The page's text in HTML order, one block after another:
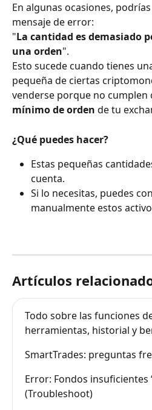
En algunas ocasiones,
mensaje de error:
"La cantidad es demasiado
una orden".
Esto sucede cuando tienes
pequeña de ciertas
venderse porque no cumplen
mínimo de orden de tu
¿Qué puedes hacer?
Estas pequeñas
cuenta.
Si lo necesitas, puedes
manualmente estos
Artículos
Todo sobre las funciones
herramientas, historial y
SmartTrades: preguntas
Error: Fondos insuficientes
(Troubleshoot)